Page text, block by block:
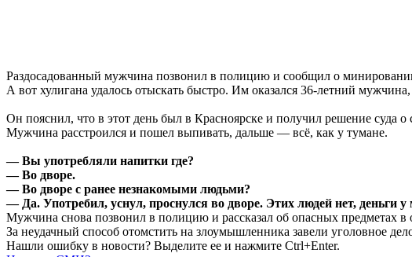
Раздосадованный мужчина позвонил в полицию и сообщил о
А вот хулигана удалось отыскать быстро. Им оказался 36-летний
Он пояснил, что в этот день был в Красноярске и получил решение суда
Мужчина расстроился и пошел выпивать, дальше — всё, как у тумане.
— Вы употребляли напитки где?
— Во дворе.
— Во дворе с ранее незнакомыми людьми?
— Да. Употребил, уснул, проснулся во дворе. Этих людей нет, деньги
Мужчина снова позвонил в полицию и рассказал об опасных предметах в
За неудачный способ отомстить на злоумышленника завели уголовное
Нашли ошибку в новости? Выделите ее и нажмите Ctrl+Enter.